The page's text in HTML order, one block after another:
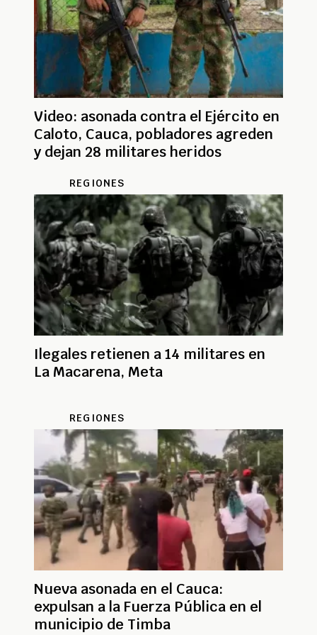
Video: asonada contra el Ejército en
Caloto, Cauca, pobladores agreden
y dejan 28 militares heridos
REGIONES
Ilegales retienen a 14 militares en
La Macarena, Meta
REGIONES
Nueva asonada en el Cauca:
expulsan a la Fuerza Pública en el
municipio de Timba